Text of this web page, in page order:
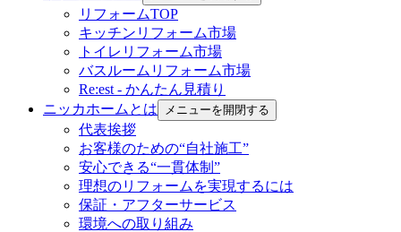
リフォームTOP
キッチンリフォーム市場
トイレリフォーム市場
バスルームリフォーム市場
Re:est - かんたん見積り
ニッカホームとは
メニューを開閉する
代表挨拶
お客様のための“自社施工”
安心できる“一貫体制”
理想のリフォームを実現するには
保証・アフターサービス
環境への取り組み